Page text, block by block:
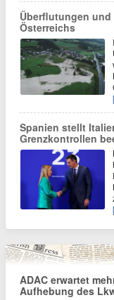
Überflutungen und
Österreichs
Spanien stellt
Grenzkontrollen
ADAC erwartet
Aufhebung des